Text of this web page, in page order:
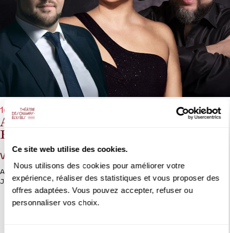
Ce site web utilise des cookies.
Nous utilisons des cookies pour améliorer votre
expérience, réaliser des statistiques et vous proposer des
offres adaptées. Vous pouvez accepter, refuser ou
personnaliser vos choix.
Anna Netrebko, Brian Jagde, George
Petean
14/03/2027 - 20h00
Verdi, Leoncavallo, Puccini, Giordano, Cilea
Airs, duos et trios de Verdi et Puccini par Anna Netrebko, Brian
Jagde et George Petean.